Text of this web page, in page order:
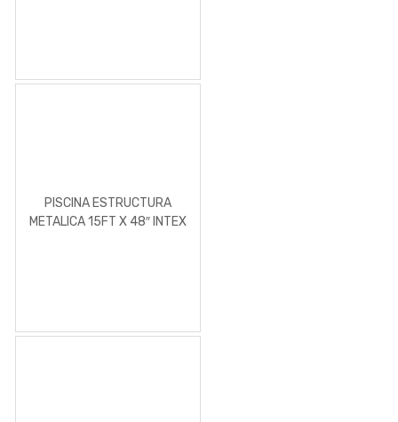
PISCINA ESTRUCTURA
METALICA 15FT X 48″ INTEX